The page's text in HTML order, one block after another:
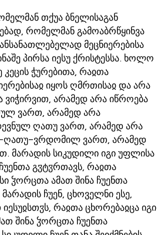
თქუა ბნელისაგან
რომელმან გამოაბრწყინვა
მეცნიერებისა
პირსა იესუ ქრისტესსა. ხოლო
კეცის ჭურებითა, რაჲთა
იყოს ღმრთისაჲ და არა
ვიჭირვით, არამედ არა იწროება
ვართ, არამედ არა
ღათუ ვართ, არამედ არა
ღათუ-ვრდომილ ვართ, არამედ
მარადის სიკუდილი იგი უფლისა
გჳტჳრთავს, რაჲთა
ჴორცთა ამათ შინა ჩუენთა
ჩუენ, ცხოველნი ესე,
რაჲთა ცხორებაჲცა იგი
შინა ჴორცთა ჩუენთა